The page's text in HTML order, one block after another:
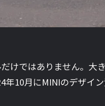
けではありません。大
年10月にMINIのデザイン